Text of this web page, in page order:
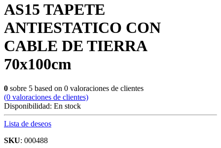
AS15 TAPETE
ANTIESTATICO CON
CABLE DE TIERRA
70x100cm
0 sobre 5 based on 0 valoraciones de clientes
(0 valoraciones de clientes)
Disponibilidad: En stock
Lista de deseos
SKU: 000488